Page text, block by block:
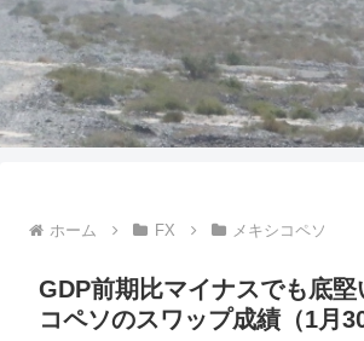
ホーム FX メキシコペソ
GDP前期比マイナスでも
コペソのスワップ成績（1月